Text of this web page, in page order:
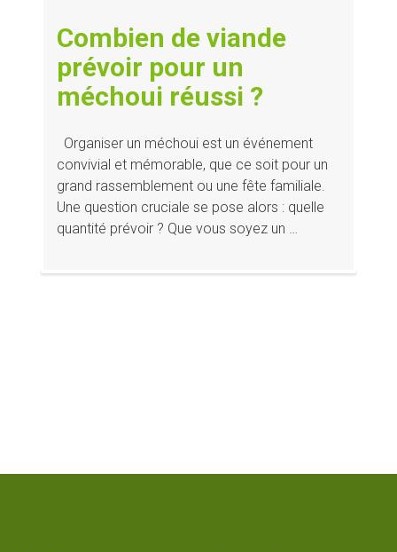
Combien de viande
prévoir pour un
méchoui réussi ?
Organiser un méchoui est un événement
convivial et mémorable, que ce soit pour un
grand rassemblement ou une fête familiale.
Une question cruciale se pose alors : quelle
quantité prévoir ? Que vous soyez un …